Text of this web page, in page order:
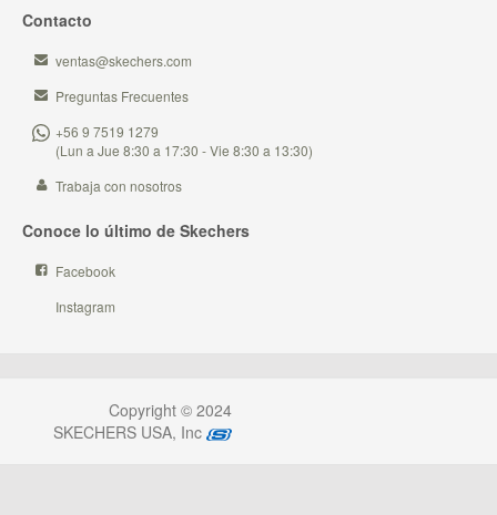
Contacto
ventas@skechers.com
Preguntas Frecuentes
+56 9 7519 1279
(Lun a Jue 8:30 a 17:30 - Vie 8:30 a 13:30)
Trabaja con nosotros
Conoce lo último de Skechers
Facebook
Instagram
Copyright © 2024
SKECHERS USA, Inc